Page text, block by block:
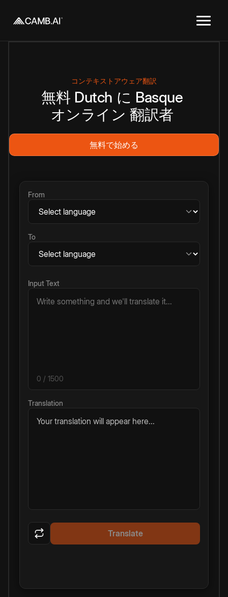
コンテキストアウェア翻訳
無料 Dutch に Basque
オンライン 翻訳者
無料で始める
From
To
Input Text
0 / 1500
Translation
Your translation will appear here...
Translate